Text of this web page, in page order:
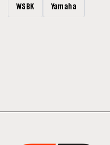
WSBK Yamaha